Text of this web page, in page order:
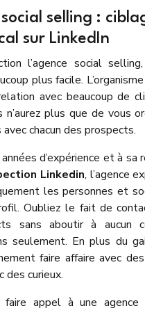
selling :
sur LinkedIn
l’agence social
plus facile.
avec beaucoup de
n’aurez plus que de vous
chacun des prospects.
d’expérience et à sa
Linkedin, l’agence
les personnes et
Oubliez le fait de
sans aboutir à aucun
seulement. En plus du
faire affaire avec
des curieux.
faire appel à une